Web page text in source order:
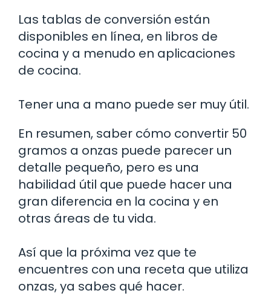
Las tablas de conversión están
disponibles en línea, en libros de
cocina y a menudo en aplicaciones
de cocina.
Tener una a mano puede ser muy útil.
En resumen, saber cómo convertir 50
gramos a onzas puede parecer un
detalle pequeño, pero es una
habilidad útil que puede hacer una
gran diferencia en la cocina y en
otras áreas de tu vida.
Así que la próxima vez que te
encuentres con una receta que utiliza
onzas, ya sabes qué hacer.